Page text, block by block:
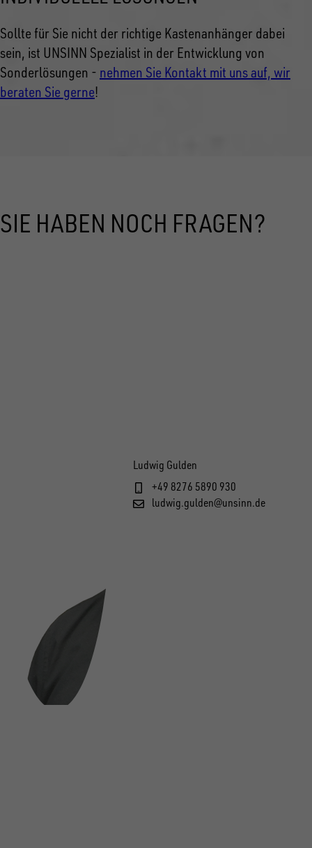
Sollte für Sie nicht der richtige Kastenanhänger dabei
sein, ist UNSINN Spezialist in der Entwicklung von
Sonderlösungen - nehmen Sie Kontakt mit uns auf, wir
beraten Sie gerne!
SIE HABEN NOCH FRAGEN?
Ludwig Gulden
+49 8276 5890 930
ludwig.gulden@unsinn.de